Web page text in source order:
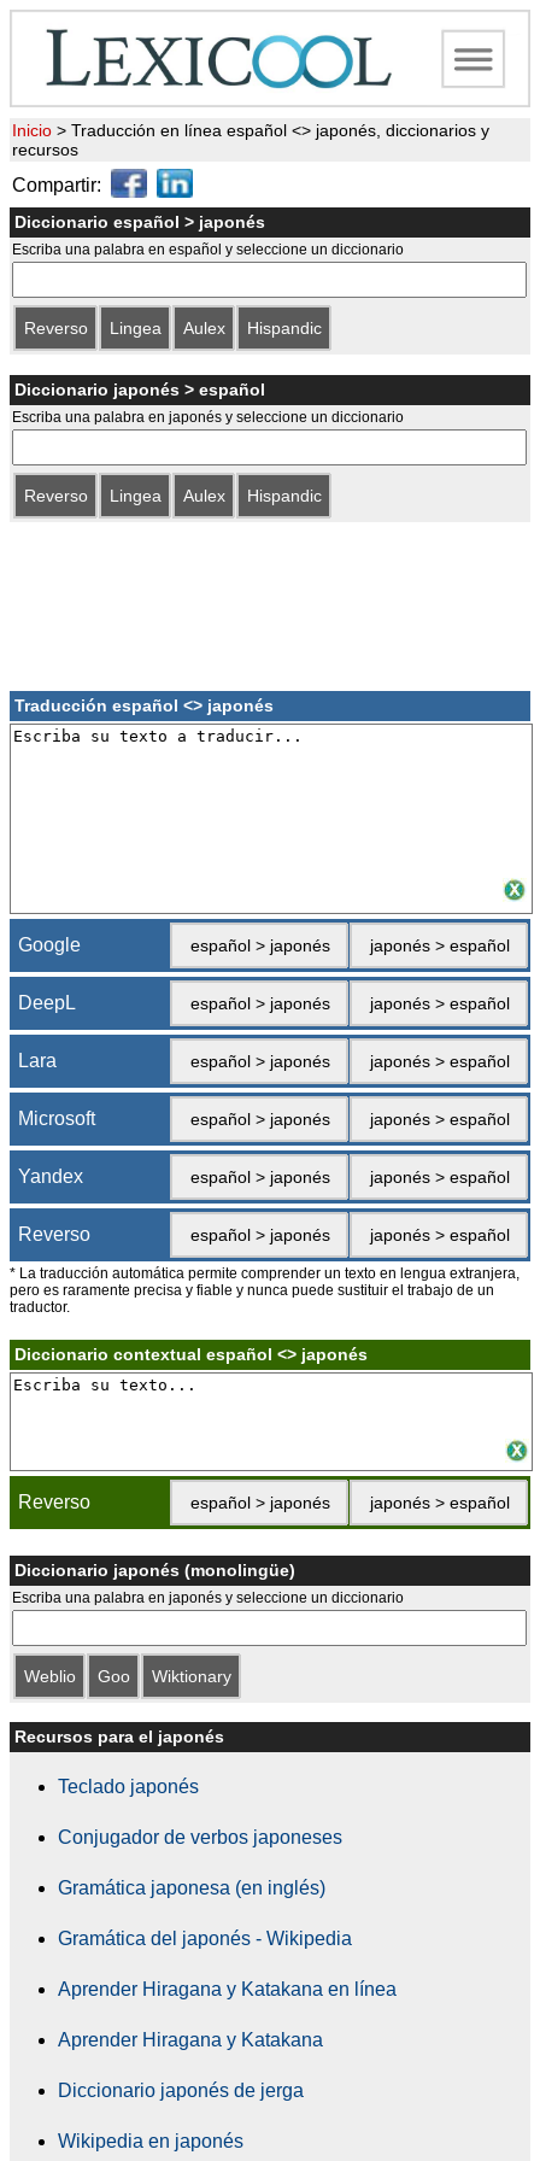
Inicio > Traducción en línea español <> japonés, diccionarios y
recursos
Compartir:
Diccionario español > japonés
Escriba una palabra en español y seleccione un diccionario
Reverso Lingea Aulex Hispandic
Diccionario japonés > español
Escriba una palabra en japonés y seleccione un diccionario
Reverso Lingea Aulex Hispandic
Traducción español <> japonés
Google español > japonés japonés > español
DeepL español > japonés japonés > español
Lara español > japonés japonés > español
Microsoft español > japonés japonés > español
Yandex español > japonés japonés > español
Reverso español > japonés japonés > español
* La traducción automática permite comprender un texto en lengua extranjera,
pero es raramente precisa y fiable y nunca puede sustituir el trabajo de un
traductor.
Diccionario contextual español <> japonés
Reverso español > japonés japonés > español
Diccionario japonés (monolingüe)
Escriba una palabra en japonés y seleccione un diccionario
Weblio Goo Wiktionary
Recursos para el japonés
Teclado japonés
Conjugador de verbos japoneses
Gramática japonesa (en inglés)
Gramática del japonés - Wikipedia
Aprender Hiragana y Katakana en línea
Aprender Hiragana y Katakana
Diccionario japonés de jerga
Wikipedia en japonés